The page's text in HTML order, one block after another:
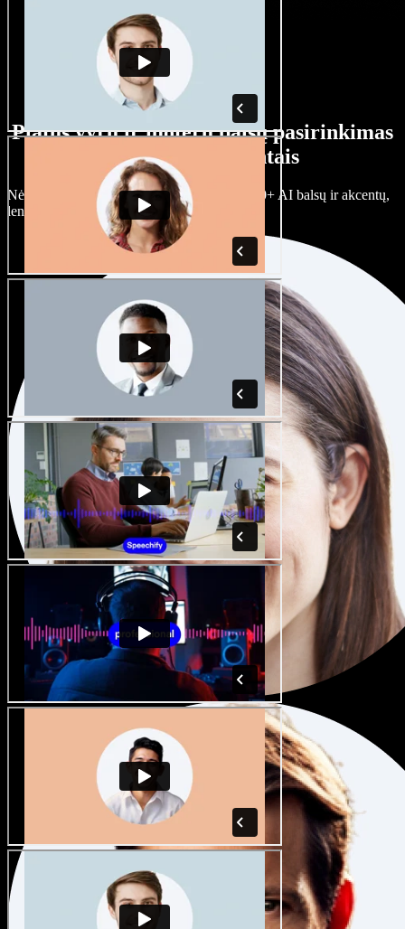
Platus vyrų ir moterų balsų pasirinkimas
su įvairiais akcentais
Nėra dviejų vienodų projektų. Rinkitės iš 100+ AI balsų ir akcentų,
lengvai juos prisitaikykite.